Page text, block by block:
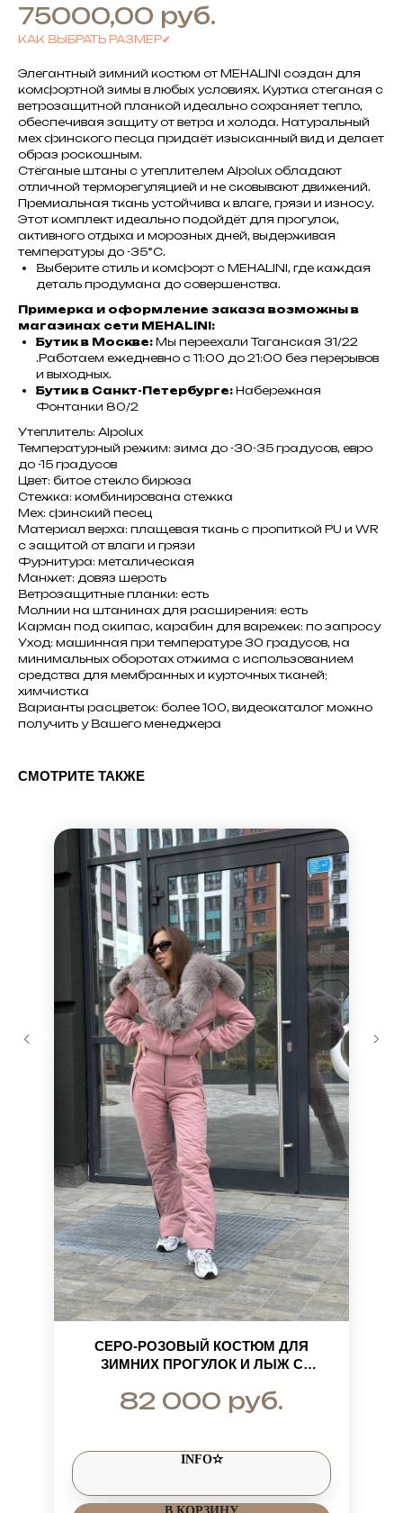
75000,00 руб.
КАК ВЫБРАТЬ РАЗМЕР✔
Элегантный зимний костюм от MEHALINI создан для
комфортной зимы в любых условиях. Куртка стеганая с
ветрозащитной планкой идеально сохраняет тепло,
обеспечивая защиту от ветра и холода. Натуральный
мех финского песца придаёт изысканный вид и делает
образ роскошным.
Стёганые штаны с утеплителем Alpolux обладают
отличной терморегуляцией и не сковывают движений.
Премиальная ткань устойчива к влаге, грязи и износу.
Этот комплект идеально подойдёт для прогулок,
активного отдыха и морозных дней, выдерживая
температуры до -35°C.
Выберите стиль и комфорт с MEHALINI, где каждая
деталь продумана до совершенства.
Примерка и оформление заказа возможны в
магазинах сети MEHALINI:
Бутик в Москве: Мы переехали Таганская 31/22
.Работаем ежедневно с 11:00 до 21:00 без перерывов
и выходных.
Бутик в Санкт-Петербурге: Набережная
Фонтанки 80/2
Утеплитель: Alpolux
Температурный режим: зима до -30-35 градусов, евро
до -15 градусов
Цвет: битое стекло бирюза
Стежка: комбинирована стежка
Мех: финский песец
Материал верха: плащевая ткань с пропиткой PU и WR
с защитой от влаги и грязи
Фурнитура: металическая
Манжет: довяз шерсть
Ветрозащитные планки: есть
Молнии на штанинах для расширения: есть
Карман под скипас, карабин для варежек: по запросу
Уход: машинная при температуре 30 градусов, на
минимальных оборотах отжима с использованием
средства для мембранных и курточных тканей;
химчистка
Варианты расцветок: более 100, видеокаталог можно
получить у Вашего менеджера
СМОТРИТЕ ТАКЖЕ
СЕРО-РОЗОВЫЙ КОСТЮМ ДЛЯ
ЗИМНИХ ПРОГУЛОК И ЛЫЖ С
82 000 руб.
INFO✫
В КОРЗИНУ